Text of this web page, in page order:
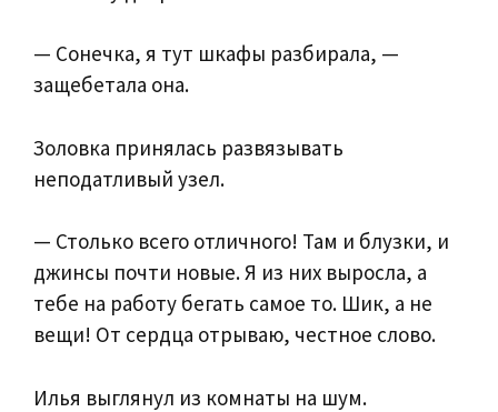
— Сонечка, я тут шкафы разбирала, —
защебетала она.
Золовка принялась развязывать
неподатливый узел.
— Столько всего отличного! Там и блузки, и
джинсы почти новые. Я из них выросла, а
тебе на работу бегать самое то. Шик, а не
вещи! От сердца отрываю, честное слово.
Илья выглянул из комнаты на шум.